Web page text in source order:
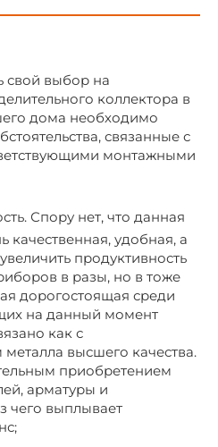
свой выбор на
коллектора в
дома необходимо
связанные с
монтажными
Спору нет, что данная
качественная, удобная, а
продуктивность
в разы, но в тоже
дорогостоящая среди
на данный момент
как с
высшего качества.
приобретением
арматуры и
чего выплывает